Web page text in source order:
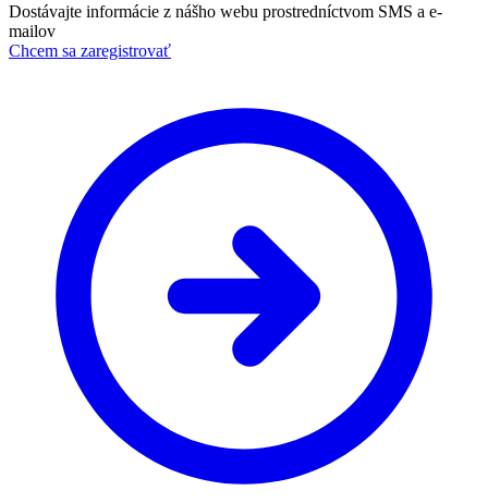
Dostávajte informácie z nášho webu prostredníctvom SMS a e-
mailov
Chcem sa zaregistrovať